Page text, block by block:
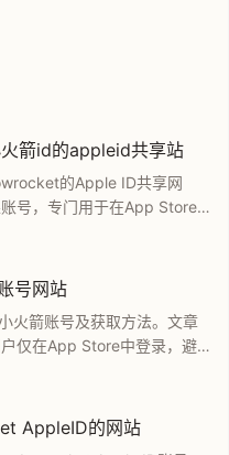
箭id的appleid共享站
的Apple ID共享网
号，专门用于在App Store
获取最新账号信息，快速实
号网站
火箭账号及获取方法。文章
仅在App Store中登录，避
，用户可以免费获取最新的
AppleID的网站